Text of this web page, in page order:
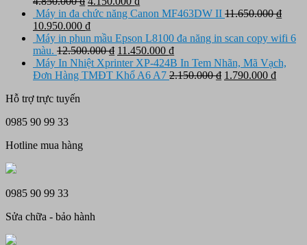
3.650.000 ₫.là:
3.150.000 ₫.
gốc
là:
4.850.000 ₫.
hiện
là:
4.150.000 ₫.
Máy in đa chức năng Canon MF463DW II 11.650.000₫
Giá
gốc
là:
11.650.000 ₫.
10.950.000 ₫Giá
hiện
tại
là:
10.950.000 ₫.
Máy in phun mầu Epson L8100 đa năng in scan copy wifi 6
màu. 12.500.000₫ Giá
gốc
là:
11.450.000 ₫Giá
hiện
tại
Máy In Nhiệt Xprinter XP-424B In Tem Nhãn, Mã Vạch,
Đơn Hàng TMĐT Khổ A6 A7 2.150.000₫ Giá
1.790.000 ₫Giá
Hỗ trợ trực tuyến
0985 90 99 33
Hotline mua hàng
0985 90 99 33
Sửa chữa - bảo hành